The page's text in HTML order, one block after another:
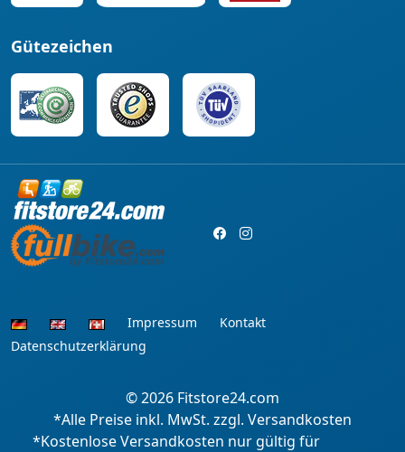
Gütezeichen
Impressum
Kontakt
Datenschutzerklärung
© 2026 Fitstore24.com
*Alle Preise inkl. MwSt. zzgl. Versandkosten
*Kostenlose Versandkosten nur gültig für